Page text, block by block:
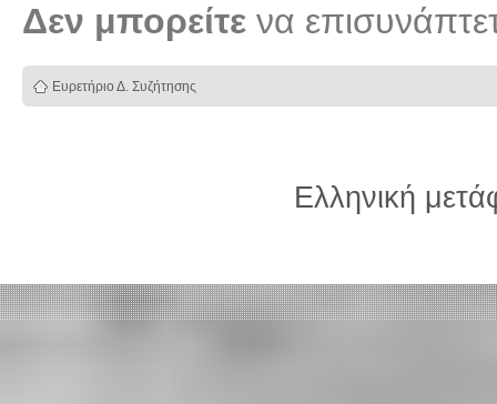
Δεν μπορείτε να
Ευρετήριο Δ. Συζήτησης
Ελληνική